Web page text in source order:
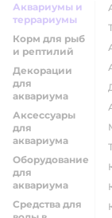
Аквариумы и
террариумы
Корм для рыб
и рептилий
Декорации
для
аквариума
Аксессуары
для
аквариума
Оборудование
для
аквариума
Средства для